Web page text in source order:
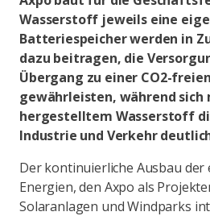
Wasserstoff jeweils eine
Batteriespeicher werden in
dazu beitragen, die
Übergang zu einer CO2-
gewährleisten, während
hergestelltem Wasserstoff
Industrie und Verkehr
Der kontinuierliche Ausbau
Energien, den Axpo als
Solaranlagen und Windparks